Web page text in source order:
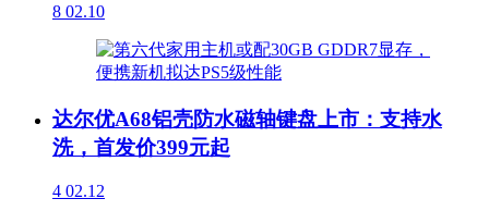
8 02.10
达尔优A68铝壳防水磁轴键盘上市：支持水
洗，首发价399元起
4 02.12